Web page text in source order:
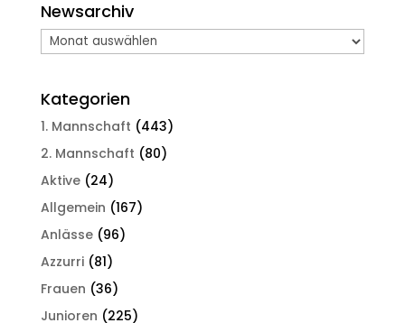
Newsarchiv
Newsarchiv
Kategorien
1. Mannschaft (443)
2. Mannschaft (80)
Aktive(24)
Allgemein (167)
Anlässe(96)
Azzurri(81)
Frauen (36)
Junioren (225)